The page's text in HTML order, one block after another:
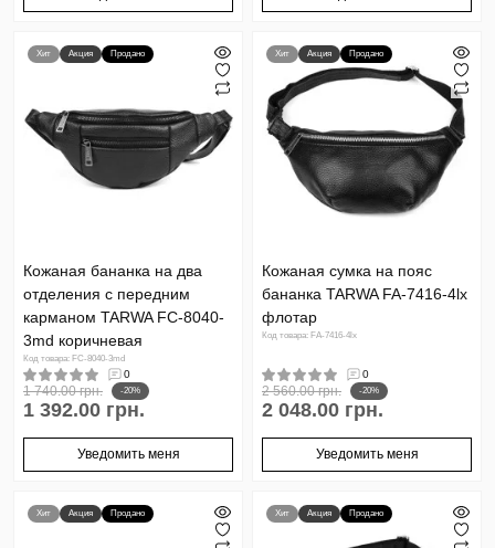
Хит Акция Продано
Кожаная бананка на два
отделения с передним
карманом TARWA FC-8040-
3md коричневая
Код товара: FC-8040-3md
0
1 740.00 грн. -20%
1 392.00 грн.
Уведомить меня
Хит Акция Продано
Кожаная сумка на пояс
бананка TARWA FA-7416-4lx
флотар
Код товара: FA-7416-4lx
0
2 560.00 грн. -20%
2 048.00 грн.
Уведомить меня
Хит Акция Продано Хит Акция Продано